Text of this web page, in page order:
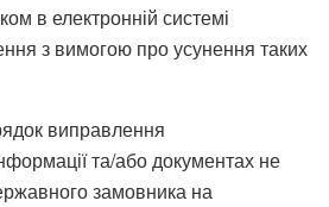
в електронній системі
з вимогою про усунення таких
виправлення
та/або документах не
замовника на